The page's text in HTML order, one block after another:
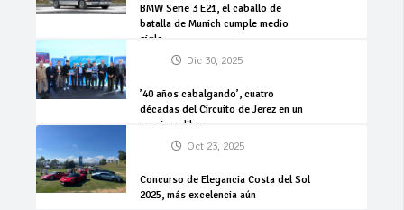
BMW Serie 3 E21, el caballo de
batalla de Munich cumple medio
siglo
Dic 30, 2025
’40 años cabalgando’, cuatro
décadas del Circuito de Jerez en un
precioso libro
Oct 23, 2025
Concurso de Elegancia Costa del Sol
2025, más excelencia aún